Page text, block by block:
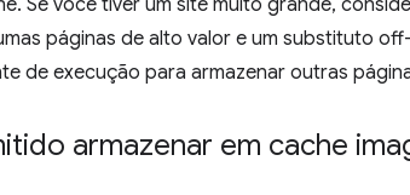
Se você tiver um site muito grande,
páginas de alto valor e um substituto
de execução para armazenar outras
armazenar em cache